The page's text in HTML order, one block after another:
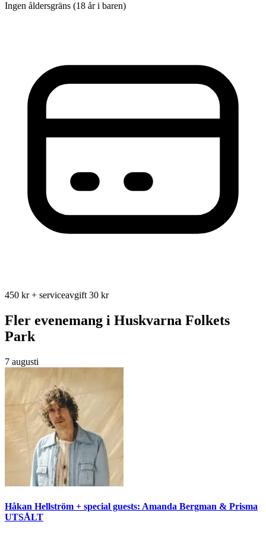
Ingen åldersgräns (18 år i baren)
450 kr + serviceavgift 30 kr
Fler evenemang i Huskvarna Folkets
Park
7 augusti
Håkan Hellström + special guests: Amanda Bergman & Prisma
UTSÅLT